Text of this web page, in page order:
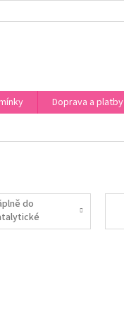
Doprava a platby
do
MAISON